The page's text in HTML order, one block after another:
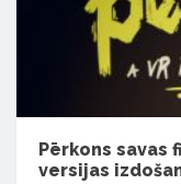
Pērkons savas
versijas